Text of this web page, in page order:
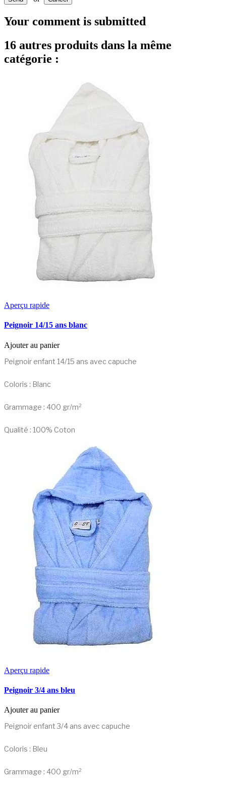
Your comment is submitted
16 autres produits dans la même
catégorie :
Aperçu rapide
Peignoir 14/15 ans blanc
Ajouter au panier
Peignoir enfant 14/15 ans avec capuche
Coloris : Blanc
Grammage : 400 gr/m²
Qualité : 100% Coton
Aperçu rapide
Peignoir 3/4 ans bleu
Ajouter au panier
Peignoir enfant 3/4 ans avec capuche
Coloris : Bleu
Grammage : 400 gr/m²